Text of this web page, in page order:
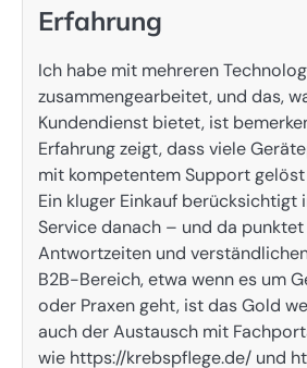
Erfahrung
Ich habe mit mehreren
zusammengearbeitet, und das,
Kundendienst bietet, ist
Erfahrung zeigt, dass viele
mit kompetentem Support
Ein kluger Einkauf berücksichtigt
Service danach – und da
Antwortzeiten und
B2B-Bereich, etwa wenn es um
oder Praxen geht, ist das Gold
auch der Austausch mit
wie https://krebspflege.de/ und